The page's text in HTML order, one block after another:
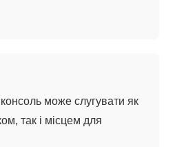
може слугувати як
так і місцем для